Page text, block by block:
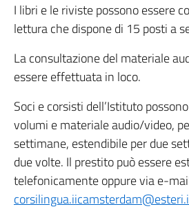
I libri e le riviste possono essere
lettura che dispone di 15 posti a
La consultazione del materiale
essere effettuata in loco.
Soci e corsisti dell’Istituto
volumi e materiale audio/video,
settimane, estendibile per due
due volte. Il prestito può essere
telefonicamente oppure via e-